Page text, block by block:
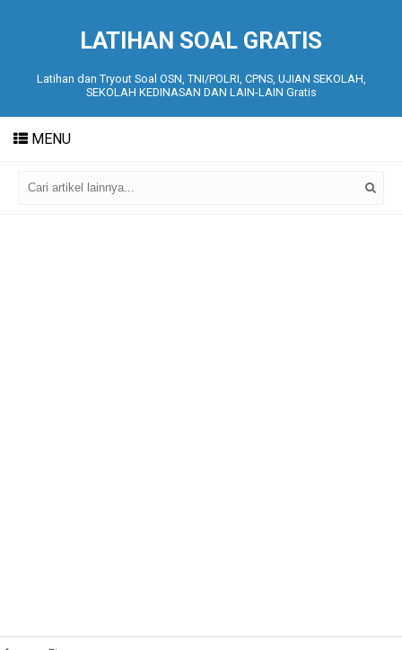
LATIHAN SOAL GRATIS
Latihan dan Tryout Soal OSN, TNI/POLRI, CPNS, UJIAN SEKOLAH,
SEKOLAH KEDINASAN DAN LAIN-LAIN Gratis
MENU